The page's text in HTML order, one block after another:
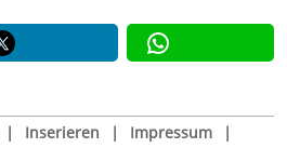
| Inserieren | Impressum
|